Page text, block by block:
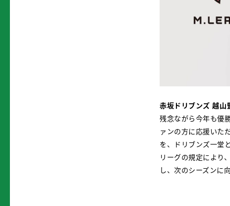
赤坂ドリブンズ 越山
残念ながら今年も優
ァンの方に応援いた
を、ドリブンズ一堂
リーグの規定により
し、次のシーズンに